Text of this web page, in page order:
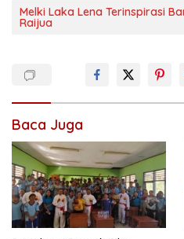
Melki Laka Lena Terinspirasi
Raijua
Baca Juga